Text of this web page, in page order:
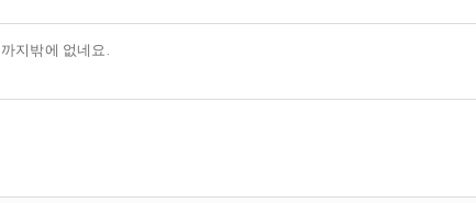
지밖에 없네요.